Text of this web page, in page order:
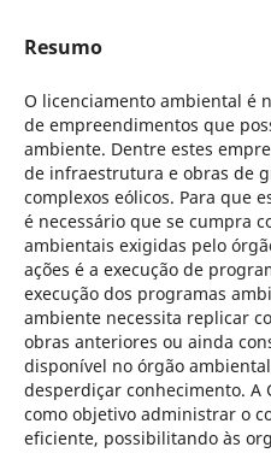
Resumo
O licenciamento ambiental é
de empreendimentos que
ambiente. Dentre estes
de infraestrutura e obras de
complexos eólicos. Para que
é necessário que se cumpra
ambientais exigidas pelo
ações é a execução de
execução dos programas
ambiente necessita replicar
obras anteriores ou ainda
disponível no órgão
desperdiçar conhecimento. A
como objetivo administrar o
eficiente, possibilitando às